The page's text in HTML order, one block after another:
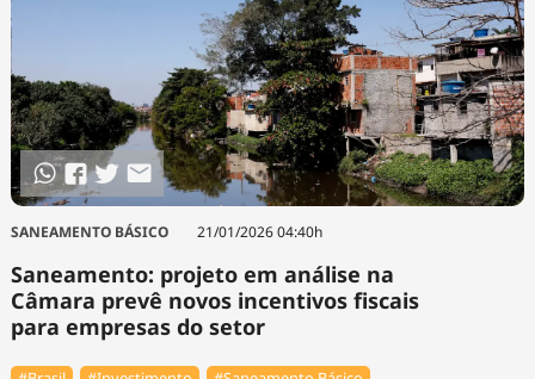
SANEAMENTO BÁSICO 21/01/2026 04:40h
Saneamento: projeto em análise na
Câmara prevê novos incentivos fiscais
para empresas do setor